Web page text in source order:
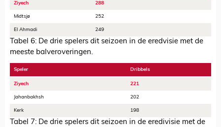
Ziyech 288
Midtsjø 252
El Ahmadi 249
Tabel 6: De drie spelers dit seizoen in de eredvisie met de
meeste balveroveringen.
Speler Dribbels
Ziyech 221
Jahanbakhsh 202
Kerk 198
Tabel 7: De drie spelers dit seizoen in de eredivisie met de